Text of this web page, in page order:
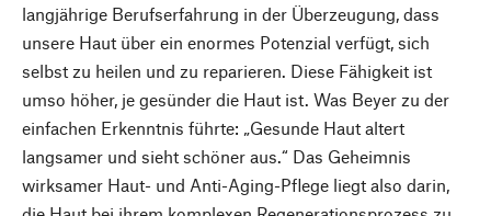
langjährige Berufserfahrung in der Überzeugung, dass
unsere Haut über ein enormes Potenzial verfügt, sich
selbst zu heilen und zu reparieren. Diese Fähigkeit ist
umso höher, je gesünder die Haut ist. Was Beyer zu der
einfachen Erkenntnis führte: „Gesunde Haut altert
langsamer und sieht schöner aus.“ Das Geheimnis
wirksamer Haut- und Anti-Aging-Pflege liegt also darin,